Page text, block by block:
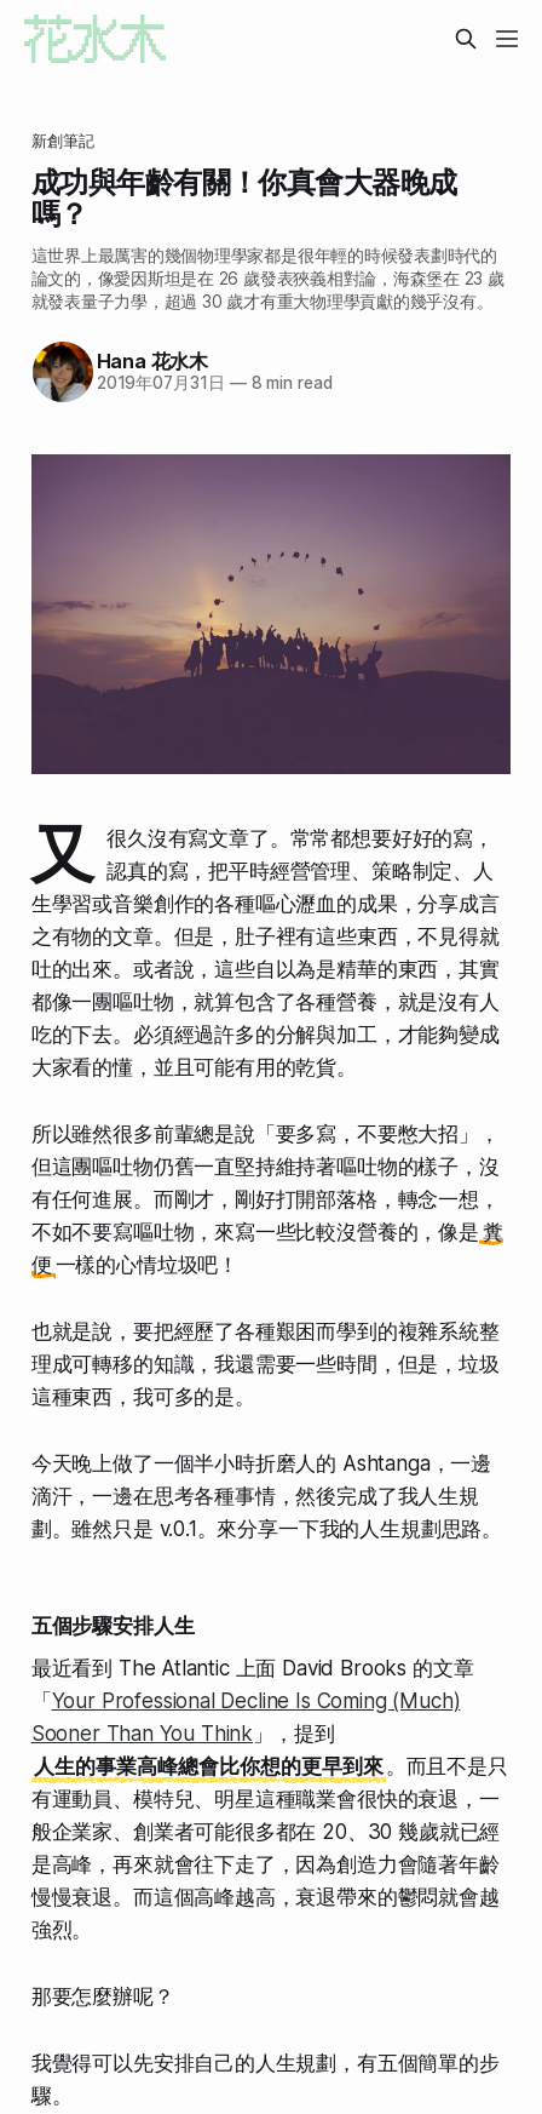
新創筆記
成功與年齡有關！你真會大器晚成
嗎？
這世界上最厲害的幾個物理學家都是很年輕的時候發表劃時代的
論文的，像愛因斯坦是在 26 歲發表狹義相對論，海森堡在 23 歲
就發表量子力學，超過 30 歲才有重大物理學貢獻的幾乎沒有。
Hana 花水木
2019年07月31日 —8 min read
又
很久沒有寫文章了。常常都想要好好的寫，
認真的寫，把平時經營管理、策略制定、人
生學習或音樂創作的各種嘔心瀝血的成果，分享成言
之有物的文章。但是，肚子裡有這些東西，不見得就
吐的出來。或者說，這些自以為是精華的東西，其實
都像一團嘔吐物，就算包含了各種營養，就是沒有人
吃的下去。必須經過許多的分解與加工，才能夠變成
大家看的懂，並且可能有用的乾貨。
所以雖然很多前輩總是說「要多寫，不要憋大招」，
但這團嘔吐物仍舊一直堅持維持著嘔吐物的樣子，沒
有任何進展。而剛才，剛好打開部落格，轉念一想，
不如不要寫嘔吐物，來寫一些比較沒營養的，像是 糞
便 一樣的心情垃圾吧！
也就是說，要把經歷了各種艱困而學到的複雜系統整
理成可轉移的知識，我還需要一些時間，但是，垃圾
這種東西，我可多的是。
今天晚上做了一個半小時折磨人的 Ashtanga，一邊
滴汗，一邊在思考各種事情，然後完成了我人生規
劃。雖然只是 v.0.1。來分享一下我的人生規劃思路。
五個步驟安排人生
最近看到 The Atlantic 上面 David Brooks 的文章
「Your Professional Decline Is Coming (Much)
Sooner Than You Think 」，提到
人生的事業高峰總會比你想的更早到來 。而且不是只
有運動員、模特兒、明星這種職業會很快的衰退，一
般企業家、創業者可能很多都在 20、30 幾歲就已經
是高峰，再來就會往下走了，因為創造力會隨著年齡
慢慢衰退。而這個高峰越高，衰退帶來的鬱悶就會越
強烈。
那要怎麼辦呢？
我覺得可以先安排自己的人生規劃，有五個簡單的步
驟。